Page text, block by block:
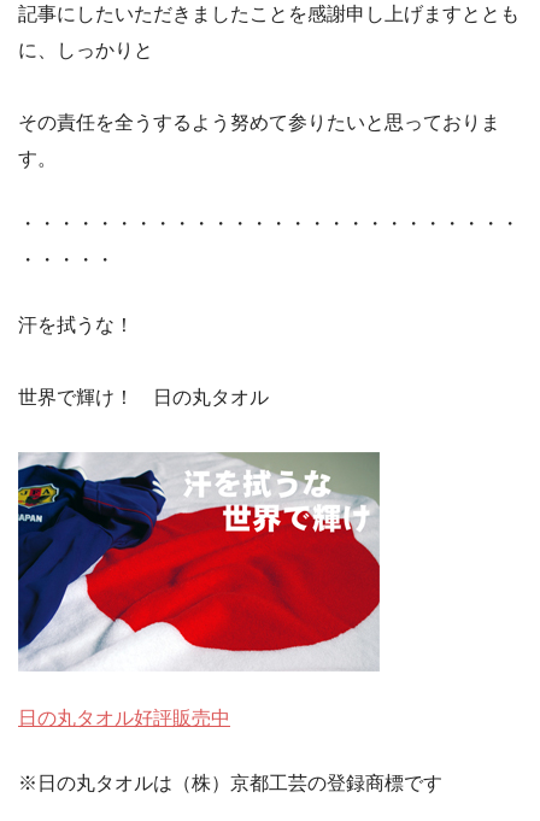
記事にしたいただきましたことを感謝申し上げますととも
に、しっかりと
その責任を全うするよう努めて参りたいと思っておりま
す。
・・・・・・・・・・・・・・・・・・・・・・・・・・
・・・・・
汗を拭うな！
世界で輝け！ 日の丸タオル
日の丸タオル好評販売中
※日の丸タオルは（株）京都工芸の登録商標です